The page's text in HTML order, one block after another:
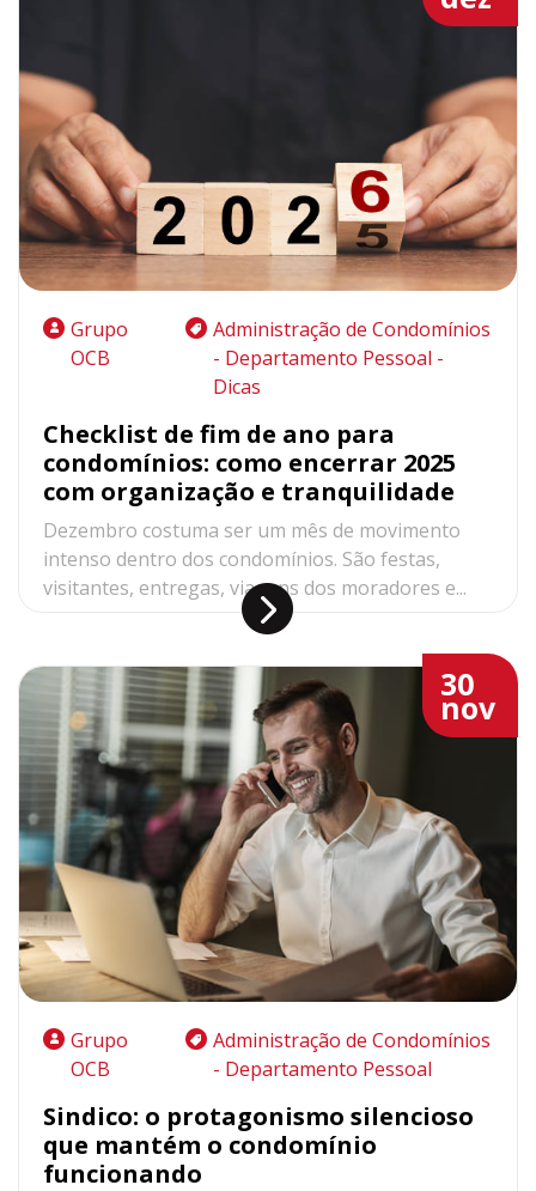
Grupo
OCB
Administração de Condomínios
- Departamento Pessoal -
Dicas
Checklist de fim de ano para
condomínios: como encerrar 2025
com organização e tranquilidade
Dezembro costuma ser um mês de movimento
intenso dentro dos condomínios. São festas,
visitantes, entregas, viagens dos moradores e...
30
nov
Grupo
OCB
Administração de Condomínios
- Departamento Pessoal
Sindico: o protagonismo silencioso
que mantém o condomínio
funcionando